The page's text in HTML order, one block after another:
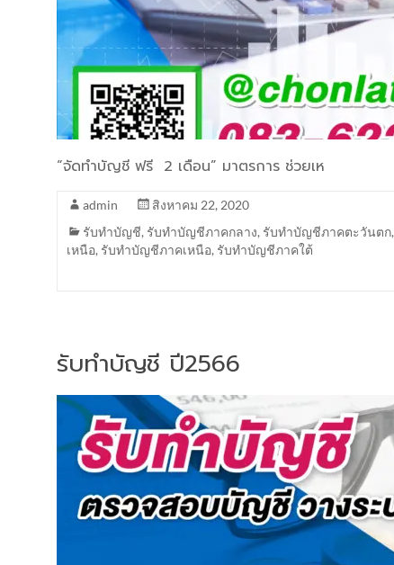
“จัดทำบัญชี ฟรี 2 เดือน” มาตรการ ช่วยเห
admin
สิงหาคม 22, 2020
รับทำบัญชี, รับทำบัญชีภาคกลาง, รับทำบัญชีภาคตะวันตก,
เหนือ, รับทำบัญชีภาคเหนือ, รับทำบัญชีภาคใต้
รับทำบัญชี ปี2566